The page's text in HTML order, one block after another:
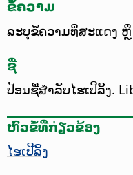
ຂໍ້ຄວາມ
ລະບຸຂໍ້ຄວາມທີ່ສະແດງ ຫຼື
ຊື່
ປ້ອນຊື່ສຳລັບໄຮເປີລິ້ງ.
ຫົວຂໍ້ທີ່ກ່ຽວຂ້ອງ
ໄຮເປີລິ້ງ